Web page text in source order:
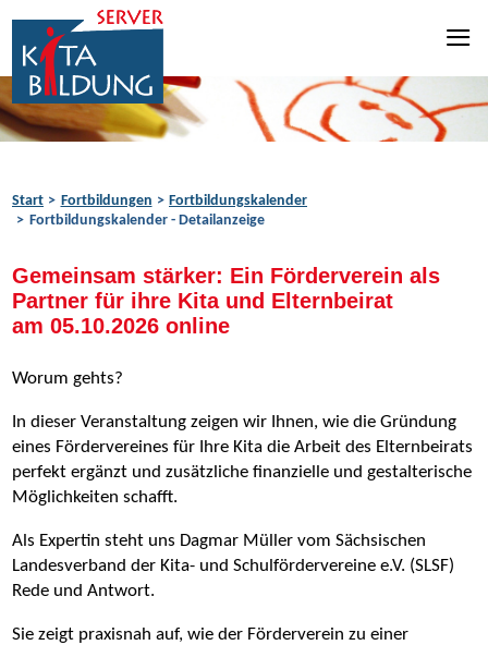
Zum Inhalt springen
Zur Navigation springen
Zum Fußbereich springen
Start Fortbildungen
Fortbildungskalender
Fortbildungskalender - Detailanzeige
Gemeinsam stärker: Ein Förderverein als
Partner für ihre Kita und Elternbeirat
am 05.10.2026 online
Worum gehts?
In dieser Veranstaltung zeigen wir Ihnen, wie die Gründung
eines Fördervereines für Ihre Kita die Arbeit des Elternbeirats
perfekt ergänzt und zusätzliche finanzielle und gestalterische
Möglichkeiten schafft.
Als Expertin steht uns Dagmar Müller vom Sächsischen
Landesverband der Kita- und Schulfördervereine e.V. (SLSF)
Rede und Antwort.
Sie zeigt praxisnah auf, wie der Förderverein zu einer